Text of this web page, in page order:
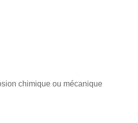
chimique ou mécanique